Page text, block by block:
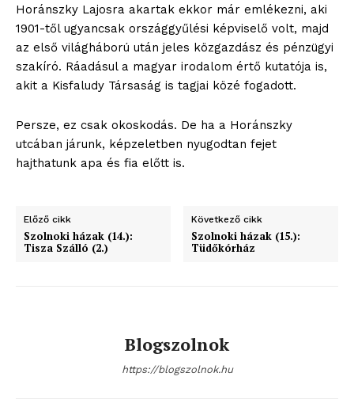
blogSZOLNOK
szubjektív élményportál
Horánszky Lajosra akartak ekkor már emlékezni, aki
1901-től ugyancsak országgyűlési képviselő volt, majd
az első világháború után jeles közgazdász és pénzügyi
szakíró. Ráadásul a magyar irodalom értő kutatója is,
akit a Kisfaludy Társaság is tagjai közé fogadott.
Persze, ez csak okoskodás. De ha a Horánszky
utcában járunk, képzeletben nyugodtan fejet
hajthatunk apa és fia előtt is.
Előző cikk
Szolnoki házak (14.):
Tisza Szálló (2.)
Következő cikk
Szolnoki házak (15.):
Tüdőkórház
Blogszolnok
https://blogszolnok.hu